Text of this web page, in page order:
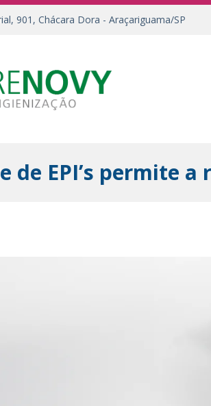
901, Chácara Dora - Araçariguama/SP
de EPI’s permite